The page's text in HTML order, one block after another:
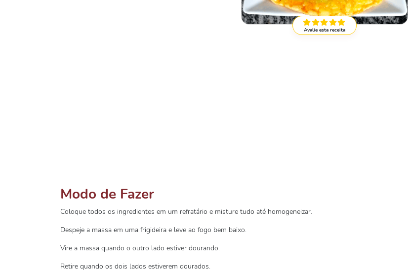
Avalie esta receita
Modo de Fazer
Coloque todos os ingredientes em um refratário e misture tudo até homogeneizar.
Despeje a massa em uma frigideira e leve ao fogo bem baixo.
Vire a massa quando o outro lado estiver dourando.
Retire quando os dois lados estiverem dourados.